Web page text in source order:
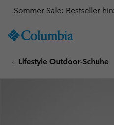
TO
SKIP
MAIN
Sommer Sale: Bestseller
Lifestyle Outdoor-Schuhe